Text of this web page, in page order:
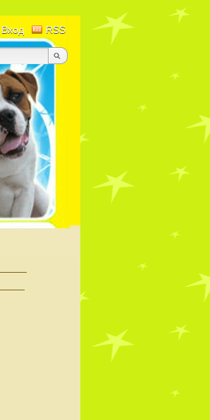
Вход RSS